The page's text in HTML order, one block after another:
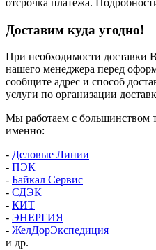
Доставим куда угодно!
При необходимости доставки
нашего менеджера перед
сообщите адрес и способ
услуги по организации
Мы работаем с большинством
именно:
- Деловые Линии
- ПЭК
- Байкал Сервис
- СДЭК
- КИТ
- ЭНЕРГИЯ
- ЖелДорЭкспедиция
и др.